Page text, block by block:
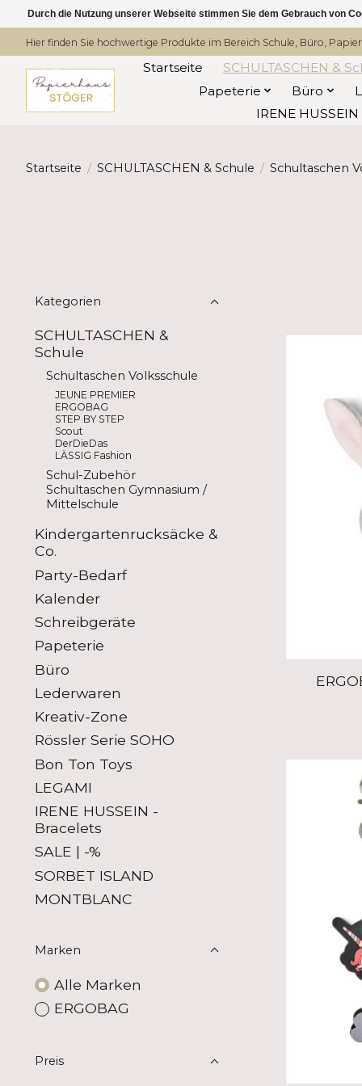
Hier finden Sie hochwertige Produkte im Bereich Schule, Büro,
Startseite
SCHULTASCHEN &
Papeterie
Büro
IRENE
Startseite / SCHULTASCHEN & Schule / Schultaschen
Kategorien
SCHULTASCHEN &
Schule
Schultaschen Volksschule
JEUNE PREMIER
ERGOBAG
STEP BY STEP
Scout
DerDieDas
LÄSSIG Fashion
Schul-Zubehör
Schultaschen Gymnasium /
Mittelschule
Kindergartenrucksäcke &
Co.
Party-Bedarf
Kalender
Schreibgeräte
Papeterie
Büro
Lederwaren
Kreativ-Zone
Rössler Serie SOHO
Bon Ton Toys
LEGAMI
IRENE HUSSEIN -
Bracelets
SALE | -%
SORBET ISLAND
MONTBLANC
Marken
Alle Marken
ERGOBAG
Preis
Durch die Nutzung unserer Webseite stimmen Sie dem Gebrauch von